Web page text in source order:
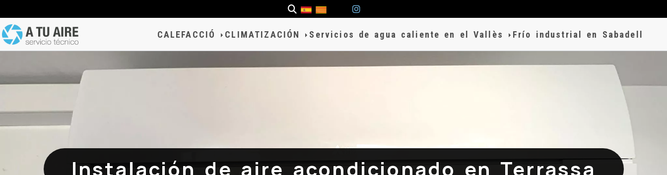
CALEFACCIÓ CLIMATIZACIÓN Servicios de agua caliente en el Vallès Frío industrial en Sabadell
Instalación de aire acondicionado en Terrassa